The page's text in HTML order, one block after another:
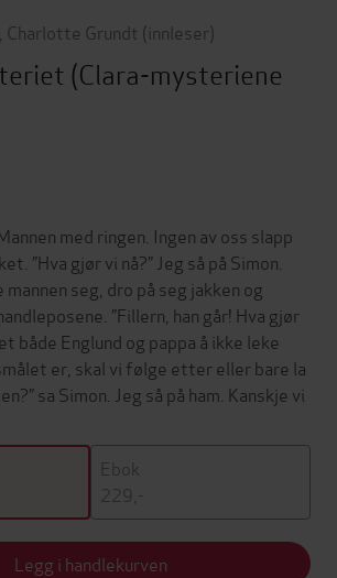
Charlotte Grundt (innleser)
(Clara-mysteriene
med ringen. Ingen av oss slapp
”Hva gjør vi nå?” Jeg så på Simon.
seg, dro på seg jakken og
”Fillern, han går! Hva gjør
både Englund og pappa å ikke leke
er, skal vi følge etter eller bare la
sa Simon. Jeg så på ham. Kanskje vi
Ebok
229,-
Legg i handlekurven